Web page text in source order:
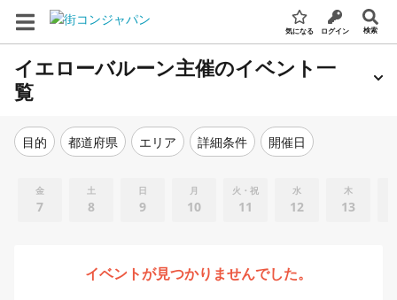
気になる ログイン 検索
イエローバルーン主催のイベント一
覧
目的 都道府県 エリア 詳細条件 開催日
金
7
土
8
日
9
月
10
火・祝
11
水
12
木
13
イベントが見つかりませんでした。